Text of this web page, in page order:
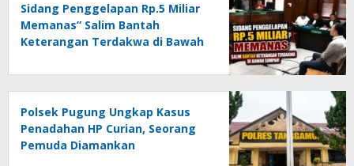
Sidang Penggelapan Rp.5 Miliar
Memanas” Salim Bantah
Keterangan Terdakwa di Bawah
Polsek Pugung Ungkap Kasus
Penadahan HP Curian, Seorang
Pemuda Diamankan